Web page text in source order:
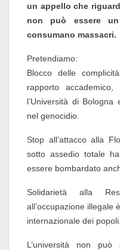
un appello che
non può essere
consumano massacri.
Pretendiamo:
Blocco delle
rapporto
l’Università di
nel genocidio.
Stop all’attacco alla
sotto assedio totale
essere bombardato
Solidarietà alla
all’occupazione illegale
internazionale dei popoli.
L’università non può